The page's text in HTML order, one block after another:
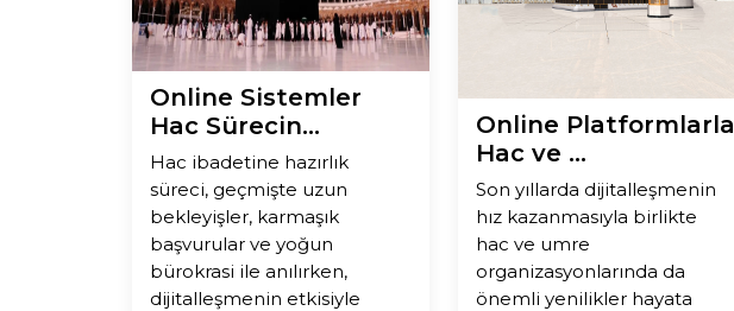
Online Sistemler
Hac Sürecin...
Hac ibadetine hazırlık
süreci, geçmişte uzun
bekleyişler, karmaşık
başvurular ve yoğun
bürokrasi ile anılırken,
dijitalleşmenin etkisiyle
Online Platformlarla
Hac ve ...
Son yıllarda dijitalleşmenin
hız kazanmasıyla birlikte
hac ve umre
organizasyonlarında da
önemli yenilikler hayata